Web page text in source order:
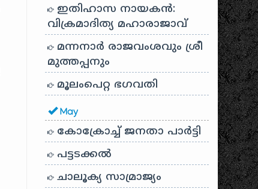
ഇതിഹാസ നായകൻ:
വിക്രമാദിത്യ മഹാരാജാവ്
മന്നനാർ രാജവംശവും ശ്രീ
മുത്തപ്പനും
മൂലംപെറ്റ ഭഗവതി
May
കോക്രോച്ച് ജനതാ പാർട്ടി
പട്ടടക്കൽ
ചാലൂക്യ സാമ്രാജ്യം